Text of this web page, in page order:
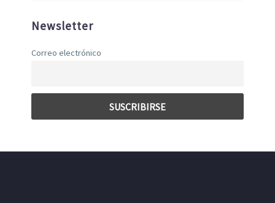
Newsletter
Correo electrónico